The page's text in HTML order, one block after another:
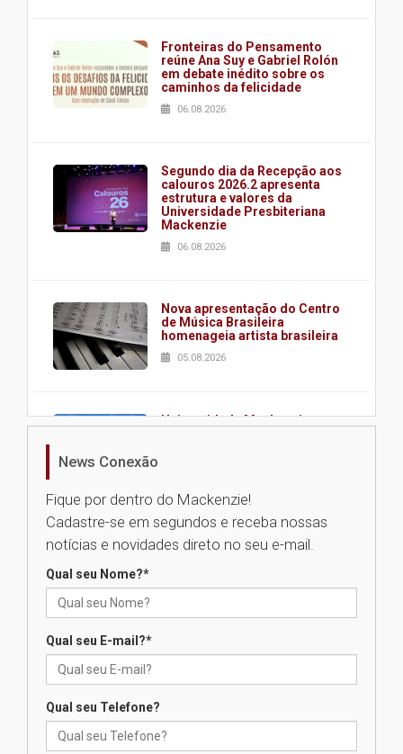
Fronteiras do Pensamento
reúne Ana Suy e Gabriel Rolón
em debate inédito sobre os
caminhos da felicidade
06.08.2026
Segundo dia da Recepção aos
calouros 2026.2 apresenta
estrutura e valores da
Universidade Presbiteriana
Mackenzie
06.08.2026
Nova apresentação do Centro
de Música Brasileira
homenageia artista brasileira
05.08.2026
Universidade Mackenzie
Seminário discute desafios
das novas tecnologias em
calouros do segundo semestre
News Conexão
Fique por dentro do Mackenzie!
Cadastre-se em segundos e receba nossas
notícias e novidades direto no seu e-mail.
Qual seu Nome?*
Qual seu E-mail?*
Qual seu Telefone?